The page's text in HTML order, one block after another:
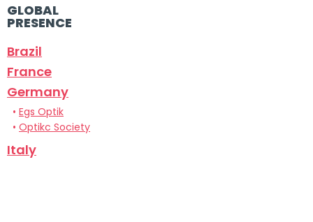
GLOBAL
PRESENCE
Brazil
France
Germany
• Egs Optik
• Optikc Society
Italy